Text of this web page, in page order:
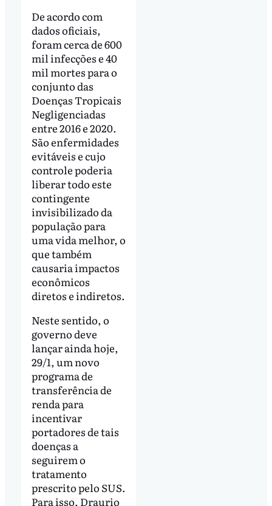
De acordo com
dados oficiais,
foram cerca de 600
mil infecções e 40
mil mortes para o
conjunto das
Doenças Tropicais
Negligenciadas
entre 2016 e 2020.
São enfermidades
evitáveis e cujo
controle poderia
liberar todo este
contingente
invisibilizado da
população para
uma vida melhor, o
que também
causaria impactos
econômicos
diretos e indiretos.
Neste sentido, o
governo deve
lançar ainda hoje,
29/1, um novo
programa de
transferência de
renda para
incentivar
portadores de tais
doenças a
seguirem o
tratamento
prescrito pelo SUS.
Para isso, Draurio